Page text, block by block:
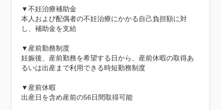
▼不妊治療補助金
本人および配偶者の不妊治療にかかる自己負担額に対
し、補助金を支給
▼産前勤務制度
妊娠後、産前勤務を希望する日から、産前休暇の取得あ
るいは出産まで利用できる時短勤務制度
▼産前休暇
出産日を含め産前の56日間取得可能